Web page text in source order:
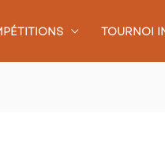
TOURNOI